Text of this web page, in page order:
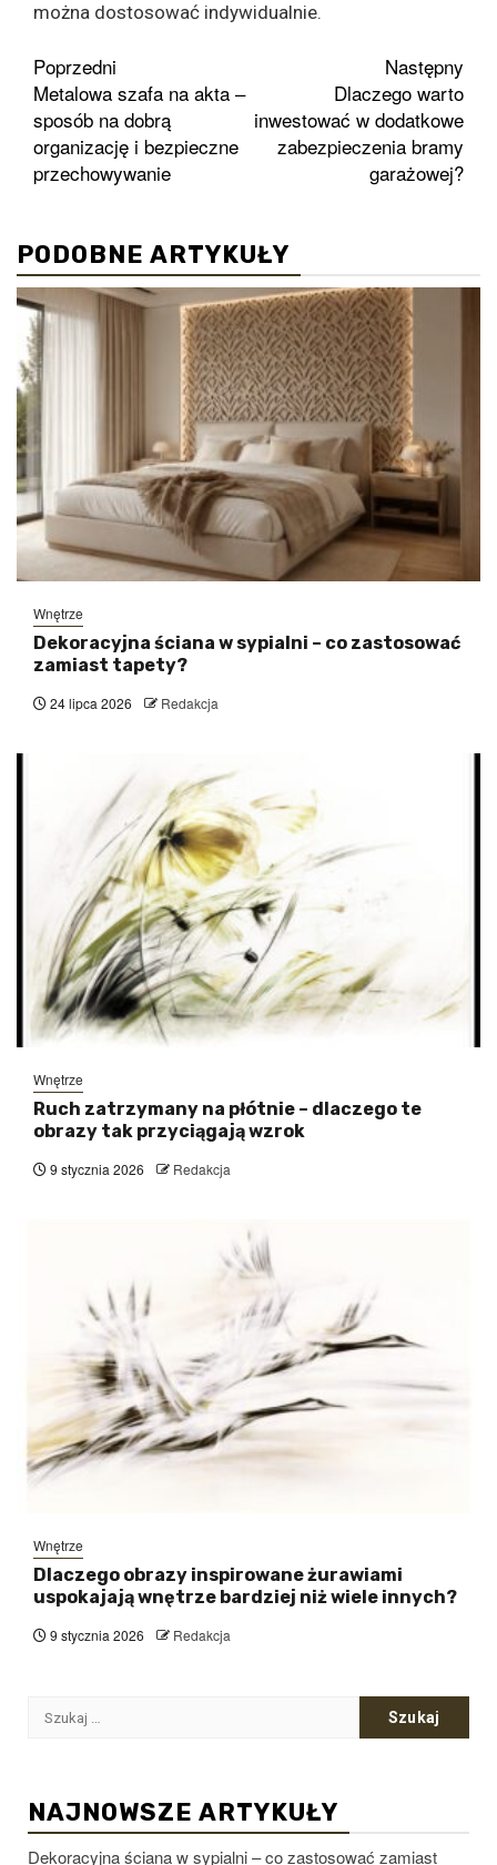
można dostosować indywidualnie.
Zobacz
wpisy
Poprzedni
Metalowa szafa na akta –
sposób na dobrą
organizację i bezpieczne
przechowywanie
Następny
Dlaczego warto
inwestować w dodatkowe
zabezpieczenia bramy
garażowej?
PODOBNE ARTYKUŁY
Wnętrze
Dekoracyjna ściana w sypialni – co zastosować
zamiast tapety?
24 lipca 2026 Redakcja
Wnętrze
Ruch zatrzymany na płótnie – dlaczego te
obrazy tak przyciągają wzrok
9 stycznia 2026 Redakcja
Wnętrze
Dlaczego obrazy inspirowane żurawiami
uspokajają wnętrze bardziej niż wiele innych?
9 stycznia 2026 Redakcja
Szukaj:
NAJNOWSZE ARTYKUŁY
Dekoracyjna ściana w sypialni – co zastosować zamiast